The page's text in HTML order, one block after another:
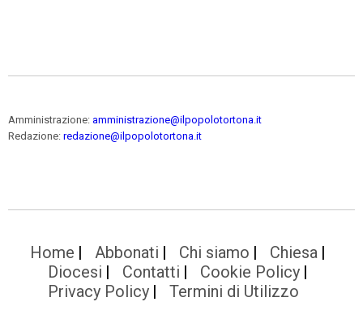
Amministrazione: amministrazione@ilpopolotortona.it
Redazione: redazione@ilpopolotortona.it
Home Abbonati Chi siamo
Chiesa
Diocesi
Contatti
Cookie Policy
Privacy Policy
Termini di Utilizzo